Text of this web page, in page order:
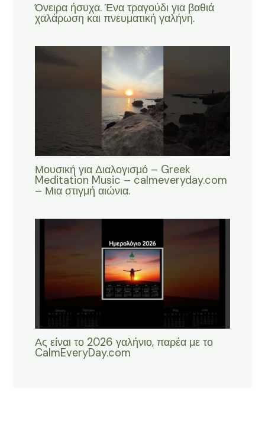
Όνειρα ήσυχα. Ένα τραγούδι για βαθιά
χαλάρωση και πνευματική γαλήνη.
Μουσική για Διαλογισμό – Greek
Meditation Music – calmeveryday.com
– Μια στιγμή αιώνια.
Ας είναι το 2026 γαλήνιο, παρέα με το
CalmEveryDay.com